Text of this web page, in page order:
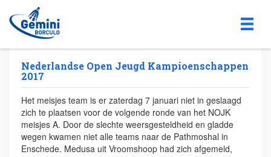
Nederlandse Open Jeugd Kampioenschappen
2017
Het meisjes team is er zaterdag 7 januari niet in geslaagd
zich te plaatsen voor de volgende ronde van het NOJK
meisjes A. Door de slechte weersgesteldheid en gladde
wegen kwamen niet alle teams naar de Pathmoshal in
Enschede. Medusa uit Vroomshoop had zich afgemeld,